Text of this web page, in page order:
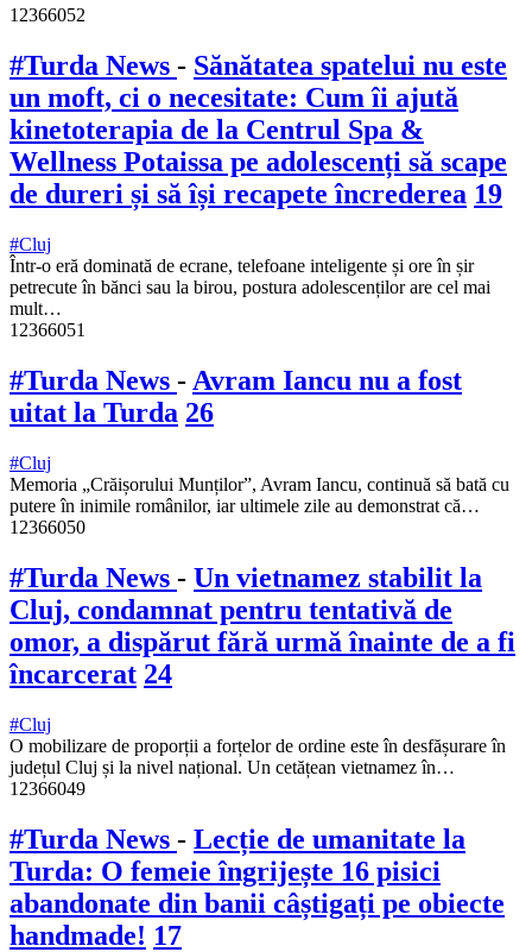
12366052
#Turda News - Sănătatea spatelui nu este
un moft, ci o necesitate: Cum îi ajută
kinetoterapia de la Centrul Spa &
Wellness Potaissa pe adolescenți să scape
de dureri și să își recapete încrederea 19
#Cluj
Într-o eră dominată de ecrane, telefoane inteligente și ore în șir
petrecute în bănci sau la birou, postura adolescenților are cel mai
mult…
12366051
#Turda News - Avram Iancu nu a fost
uitat la Turda 26
#Cluj
Memoria „Crăișorului Munților”, Avram Iancu, continuă să bată cu
putere în inimile românilor, iar ultimele zile au demonstrat că…
12366050
#Turda News - Un vietnamez stabilit la
Cluj, condamnat pentru tentativă de
omor, a dispărut fără urmă înainte de a fi
încarcerat 24
#Cluj
O mobilizare de proporții a forțelor de ordine este în desfășurare în
județul Cluj și la nivel național. Un cetățean vietnamez în…
12366049
#Turda News - Lecție de umanitate la
Turda: O femeie îngrijește 16 pisici
abandonate din banii câștigați pe obiecte
handmade! 17